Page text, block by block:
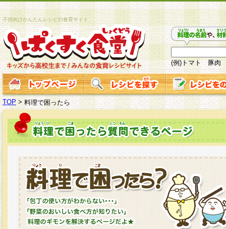
子供向けかんたんレシピの食育サイト
(例)トマト 豚肉
TOP >料理で困ったら